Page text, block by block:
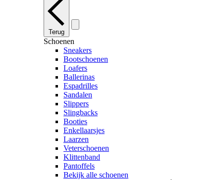
Terug
Schoenen
Sneakers
Bootschoenen
Loafers
Ballerinas
Espadrilles
Sandalen
Slippers
Slingbacks
Booties
Enkellaarsjes
Laarzen
Veterschoenen
Klittenband
Pantoffels
Bekijk alle schoenen